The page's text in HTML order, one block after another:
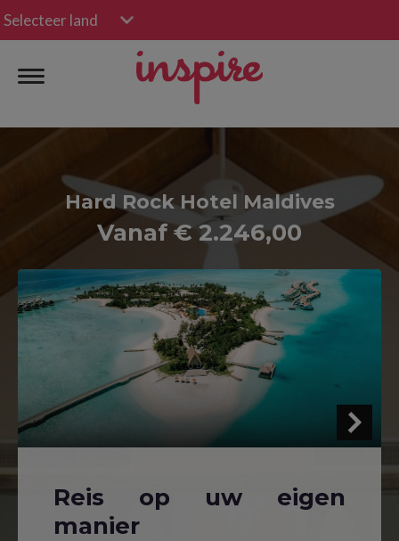
Selecteer land
Hard Rock Hotel Maldives
Vanaf € 2.246,00
Reis op uw eigen
manier